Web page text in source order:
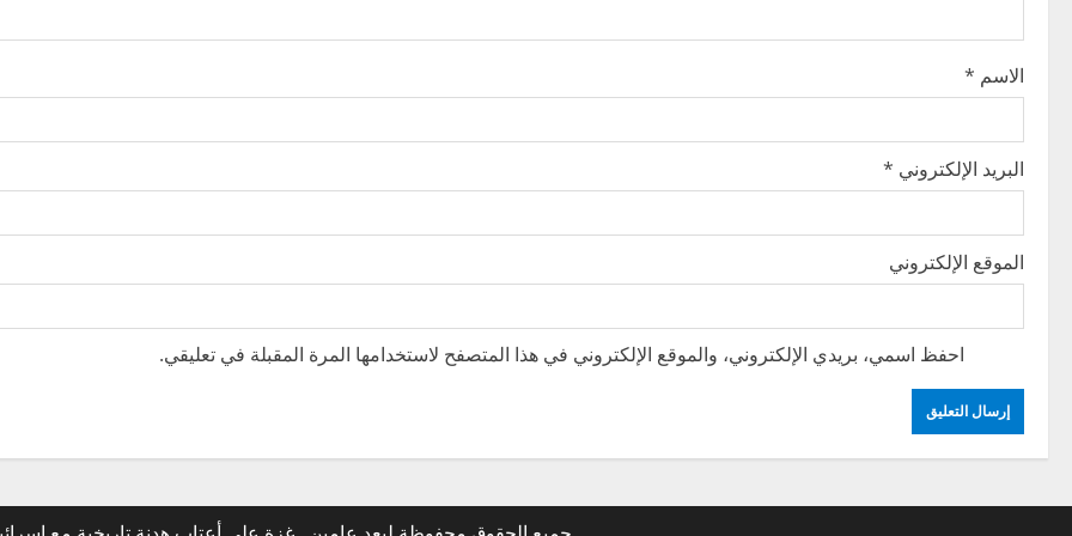
i
o
n
الاسم *
البريد الإلكتروني *
الموقع الإلكتروني
احفظ اسمي، بريدي الإلكتروني، والموقع الإلكتروني في هذا المتصفح لاستخدامها المرة المقبلة في تعليقي.